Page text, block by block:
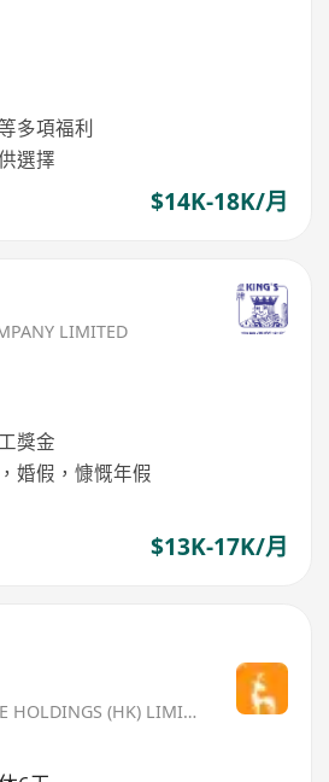
多項福利
選擇
$14K-18K/月
LIMITED
獎金
婚假，慷慨年假
$13K-17K/月
IDEAL-CAREERBRIDGE HOLDINGS (HK) LIMITED